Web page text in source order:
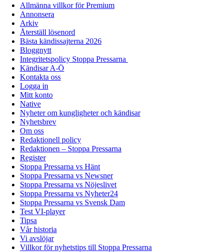
Allmänna villkor för Premium
Annonsera
Arkiv
Återställ lösenord
Bästa kändissajterna 2026
Bloggnytt
Integritetspolicy Stoppa Pressarna
Kändisar A-Ö
Kontakta oss
Logga in
Mitt konto
Native
Nyheter om kungligheter och kändisar
Nyhetsbrev
Om oss
Redaktionell policy
Redaktionen – Stoppa Pressarna
Register
Stoppa Pressarna vs Hänt
Stoppa Pressarna vs Newsner
Stoppa Pressarna vs Nöjeslivet
Stoppa Pressarna vs Nyheter24
Stoppa Pressarna vs Svensk Dam
Test VI-player
Tipsa
Vår historia
Vi avslöjar
Villkor för nyhetstips till Stoppa Pressarna